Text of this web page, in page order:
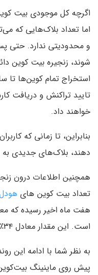
اما تعداد بلاک‌هایی که
و محدودیتی ندارد. حتی
شوند، زنجیره بیت کوین
تایید تراکنش و دریافت
خواهند داد.
بنابراین، تا زمانی که
دهند، بلاک‌های جدیدی
همچنین اطلاعات درون
تعداد بیت کوین های
است. این مقدار معادل ۳۴٪از کل موجودی بیت کوین است.
به نظر شما با ادامه این
پیش روی ماینینگ